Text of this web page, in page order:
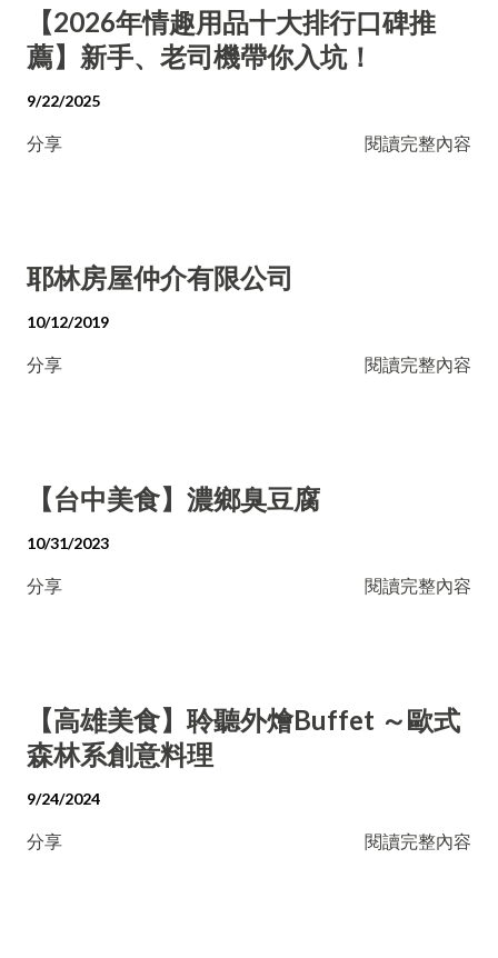
【2026年情趣用品十大排行口碑推
薦】新手、老司機帶你入坑！
9/22/2025
分享 閱讀完整內容
耶林房屋仲介有限公司
10/12/2019
分享 閱讀完整內容
【台中美食】濃鄉臭豆腐
10/31/2023
分享 閱讀完整內容
【高雄美食】聆聽外燴Buffet ～歐式
森林系創意料理
9/24/2024
分享 閱讀完整內容